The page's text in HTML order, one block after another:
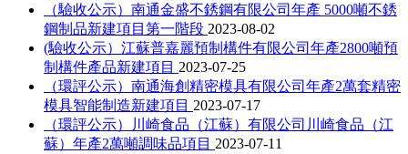
（驗收公示）南通金盛不銹鋼有限公司年產 5000噸不銹
鋼制品新建項目第一階段 2023-08-02
(驗收公示）江蘇普嘉麗預制構件有限公司年產2800噸預
制構件產品新建項目 2023-07-25
（環評公示）南通海創精密模具有限公司年產2萬套精密
模具智能制造新建項目 2023-07-17
（環評公示）川崎食品（江蘇）有限公司川崎食品（江
蘇）年產2萬噸調味品項目 2023-07-11